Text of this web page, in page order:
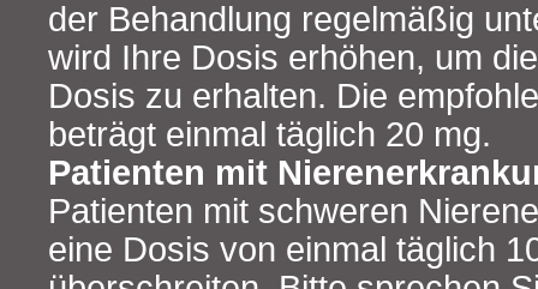
der Behandlung regelmäßig
wird Ihre Dosis erhöhen, um
Dosis zu erhalten. Die
beträgt einmal täglich 20 mg.
Patienten mit
Patienten mit schweren
eine Dosis von einmal täglich